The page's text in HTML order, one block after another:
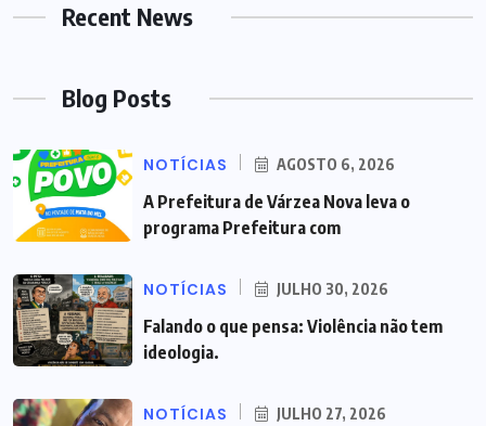
Recent News
Blog Posts
NOTÍCIAS AGOSTO 6, 2026
A Prefeitura de Várzea Nova leva o
programa Prefeitura com
NOTÍCIAS JULHO 30, 2026
Falando o que pensa: Violência não tem
ideologia.
NOTÍCIAS JULHO 27, 2026